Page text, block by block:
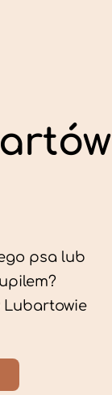
psa lub
Lubartowie